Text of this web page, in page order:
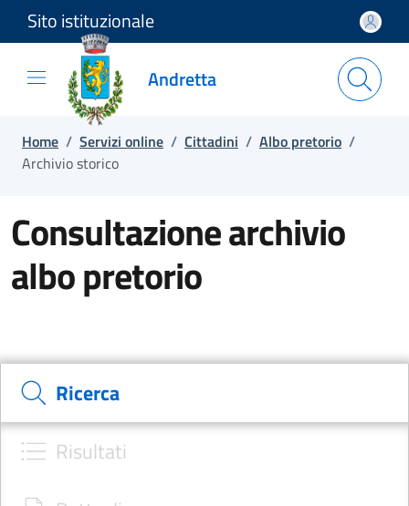
Salta e vai al contenuto
Salta e vai al footer
Sito istituzionale
Andretta
Home / Servizi online / Cittadini / Albo pretorio /
Archivio storico
Consultazione archivio
albo pretorio
Ricerca
Risultati